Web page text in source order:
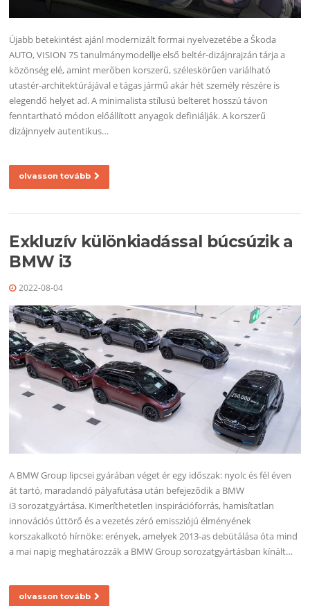
Újabb betekintést ajánl modernizált formai nyelvezetébe a Škoda
AUTO, VISION 7S tanulmánymodellje első beltér-dizájnrajzán tárja a
közönség elé, amint merőben korszerű, széleskörűen variálható
utastér-architektúrájával e tágas jármű akár hét személy részére is
elegendő helyet ad. A minimalista stílusú belteret hosszú távon
fenntartható módon előállított anyagok definiálják. A korszerű
dizájnnyelv autentikus…
olvasson tovább
Exkluzív különkiadással búcsúzik a
BMW i3
2022-08-04
A BMW Group lipcsei gyárában véget ér egy időszak: nyolc és fél éven
át tartó, maradandó pályafutása után befejeződik a BMW
i3 sorozatgyártása. Kimeríthetetlen inspirációforrás, hamisítatlan
innovációs úttörő és a vezetés zéró emissziójú élményének
korszakalkotó hírnöke: erények, amelyek 2013-as debütálása óta mind
a mai napig meghatározzák a BMW Group sorozatgyártásban kínált…
olvasson tovább